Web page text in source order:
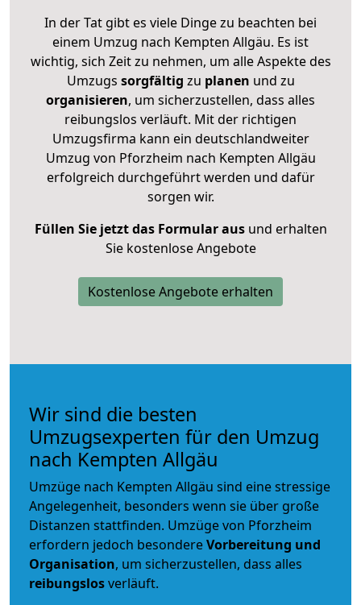
In der Tat gibt es viele Dinge zu beachten bei
einem Umzug nach Kempten Allgäu. Es ist
wichtig, sich Zeit zu nehmen, um alle Aspekte des
Umzugs sorgfältig zu planen und zu
organisieren, um sicherzustellen, dass alles
reibungslos verläuft. Mit der richtigen
Umzugsfirma kann ein deutschlandweiter
Umzug von Pforzheim nach Kempten Allgäu
erfolgreich durchgeführt werden und dafür
sorgen wir.
Füllen Sie jetzt das Formular ausund erhalten
Sie kostenlose Angebote
Kostenlose Angebote erhalten
Wir sind die besten
Umzugsexperten für den Umzug
nach Kempten Allgäu
Umzüge nach Kempten Allgäu sind eine stressige
Angelegenheit, besonders wenn sie über große
Distanzen stattfinden. Umzüge von Pforzheim
erfordern jedoch besondereVorbereitung und
Organisation, um sicherzustellen, dass alles
reibungslosverläuft.